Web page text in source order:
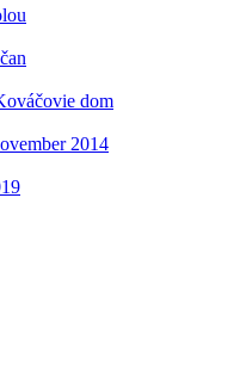
dom
2014